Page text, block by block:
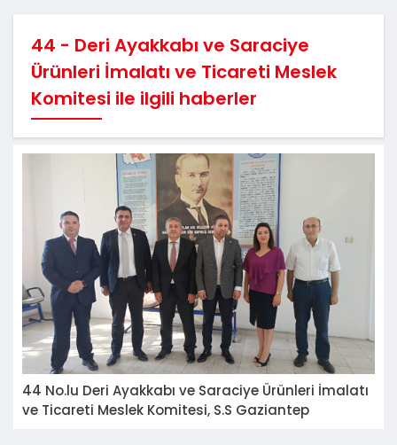
44 - Deri Ayakkabı ve Saraciye
Ürünleri İmalatı ve Ticareti Meslek
Komitesi ile ilgili haberler
44 No.lu Deri Ayakkabı ve Saraciye Ürünleri İmalatı
ve Ticareti Meslek Komitesi, S.S Gaziantep